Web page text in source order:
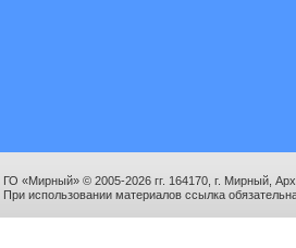
ГО «Мирный» © 2005-2026 гг. 164170, г. Мирный,
При использовании материалов ссылка